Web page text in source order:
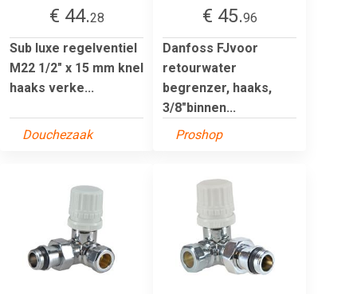
€ 44.28
Sub luxe regelventiel
M22 1/2" x 15 mm knel
haaks verke...
Douchezaak
€ 45.96
Danfoss FJvoor
retourwater
begrenzer, haaks,
3/8"binnen...
Proshop